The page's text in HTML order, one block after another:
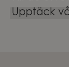
Upptäck